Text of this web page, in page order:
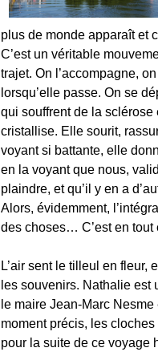
plus de monde apparaît et
C’est un véritable
trajet. On l’accompagne,
lorsqu’elle passe. On se
qui souffrent de la
cristallise. Elle sourit,
voyant si battante, elle
en la voyant que nous,
plaindre, et qu’il y en a
Alors, évidemment,
des choses… C’est en tout
L’air sent le tilleul en
les souvenirs. Nathalie est
le maire Jean-Marc
moment précis, les
pour la suite de ce voyage